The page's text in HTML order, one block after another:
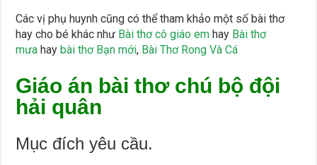
Các vị phụ huynh cũng có thể tham khảo một số bài thơ
hay cho bé khác như Bài thơ cô giáo em hay Bài thơ
mưa haybài thơ Bạn mới, Bài Thơ Rong Và Cá
Giáo án bài thơ chú bộ đội
hải quân
Mục đích yêu cầu.